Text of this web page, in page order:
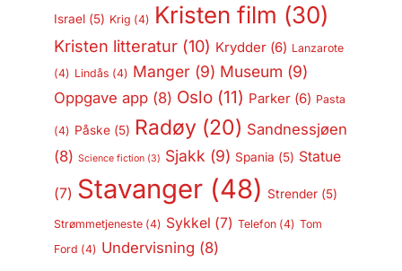
Israel(5) Krig (4) Kristen film (30)
Kristen litteratur(10) Krydder(6) Lanzarote
(4) Lindås (4) Manger(9) Museum (9)
Oppgave app(8) Oslo(11) Parker(6) Pasta
(4) Påske(5) Radøy(20) Sandnessjøen
(8) Science fiction(3) Sjakk (9) Spania (5) Statue
(7) Stavanger(48) Strender(5)
Strømmetjeneste(4) Sykkel (7) Telefon(4) Tom
Ford (4) Undervisning (8)